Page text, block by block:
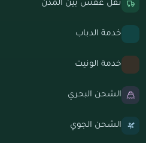
نقل عفش بين المدن
خدمة الدباب
خدمة الونيت
الشحن البحري
الشحن الجوي